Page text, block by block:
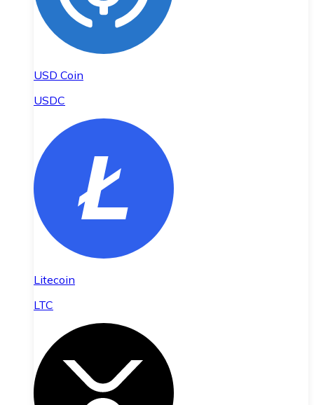
USD Coin
USDC
Litecoin
LTC